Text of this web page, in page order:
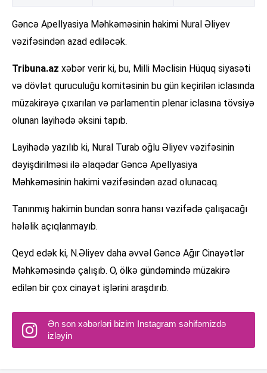
Gəncə Apellyasiya Məhkəməsinin hakimi Nural Əliyev
vəzifəsindən azad ediləcək.
Tribuna.az xəbər verir ki, bu, Milli Məclisin Hüquq siyasəti
və dövlət quruculuğu komitəsinin bu gün keçirilən iclasında
müzakirəyə çıxarılan və parlamentin plenar iclasına tövsiyə
olunan layihədə əksini tapıb.
Layihədə yazılıb ki, Nural Turab oğlu Əliyev vəzifəsinin
dəyişdirilməsi ilə əlaqədar Gəncə Apellyasiya
Məhkəməsinin hakimi vəzifəsindən azad olunacaq.
Tanınmış hakimin bundan sonra hansı vəzifədə çalışacağı
hələlik açıqlanmayıb.
Qeyd edək ki, N.Əliyev daha əvvəl Gəncə Ağır Cinayətlər
Məhkəməsində çalışıb. O, ölkə gündəmində müzakirə
edilən bir çox cinayət işlərini araşdırıb.
Ən son xəbərləri bizim Instagram səhifəmizdə
izləyin